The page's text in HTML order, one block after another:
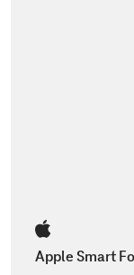
Apple Smart